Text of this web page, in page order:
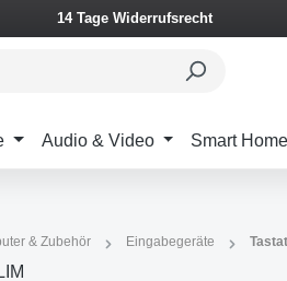
14 Tage Widerrufsrecht
Audio & Video Smart
& Zubehör Eingabegeräte